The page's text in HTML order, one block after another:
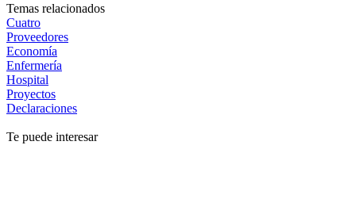
Temas relacionados
Cuatro
Proveedores
Economía
Enfermería
Hospital
Proyectos
Declaraciones
Te puede interesar